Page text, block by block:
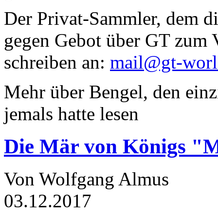
Der Privat-Sammler, dem
gegen Gebot über GT zum
schreiben an: mail@gt-
Mehr über Bengel, den
jemals hatte lesen
Die Mär von Königs
Von Wolfgang Almus
03.12.2017